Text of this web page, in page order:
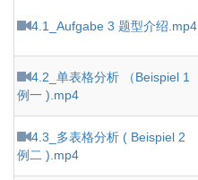
4.1_Aufgabe 3 题型介绍.mp4
4.2_单表格分析 （Beispiel 1
例一 ).mp4
4.3_多表格分析 ( Beispiel 2
例二 ).mp4